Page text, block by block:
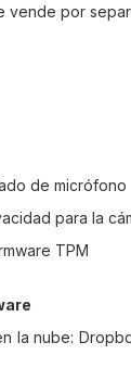
vende por
de micrófono
para la
TPM
la nube: